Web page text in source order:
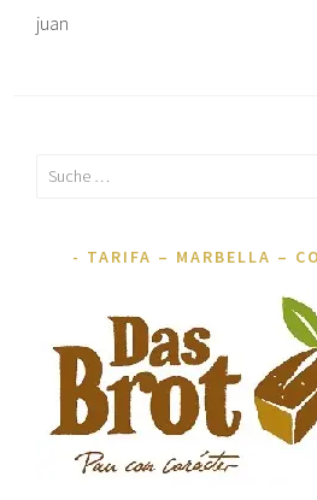
juan
Suche
TARIFA – MARBELLA –